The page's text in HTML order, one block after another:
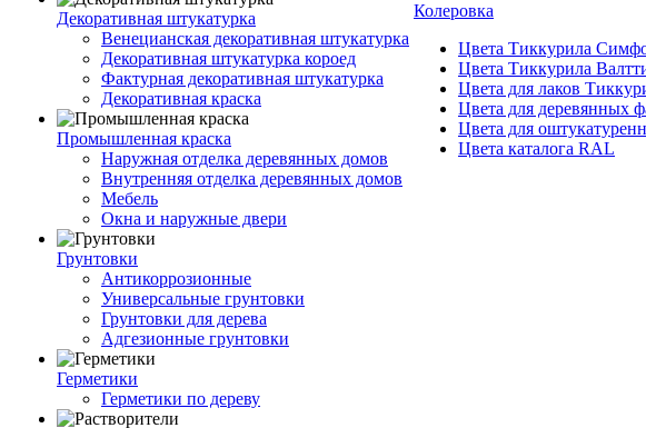
Декоративная штукатурка
Венецианская декоративная штукатурка
Декоративная штукатурка короед
Фактурная декоративная штукатурка
Декоративная краска
Промышленная краска
Наружная отделка деревянных домов
Внутренняя отделка деревянных домов
Мебель
Окна и наружные двери
Грунтовки
Антикоррозионные
Универсальные грунтовки
Грунтовки для дерева
Адгезионные грунтовки
Герметики
Герметики по дереву
Колеровка
Цвета Тиккурила
Цвета Тиккурила
Цвета для лаков
Цвета для деревянных
Цвета для
Цвета каталога RAL